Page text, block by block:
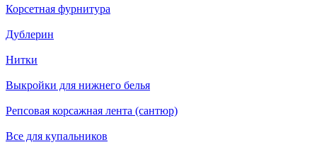
Корсетная фурнитура
Дублерин
Нитки
Выкройки для нижнего белья
Репсовая корсажная лента (сантюр)
Все для купальников